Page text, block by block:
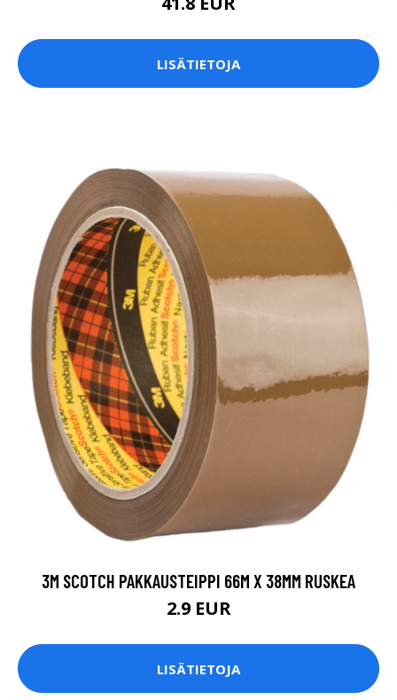
LISÄTIETOJA
3M SCOTCH PAKKAUSTEIPPI 66M X 38MM RUSKEA
2.9 EUR
LISÄTIETOJA